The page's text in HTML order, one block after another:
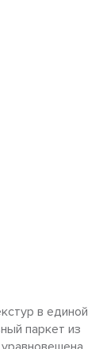
в единой
паркет из